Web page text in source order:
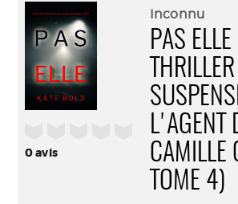
0avis
Inconnu
PAS
L'AGENT
CAMILLE
TOME 4)